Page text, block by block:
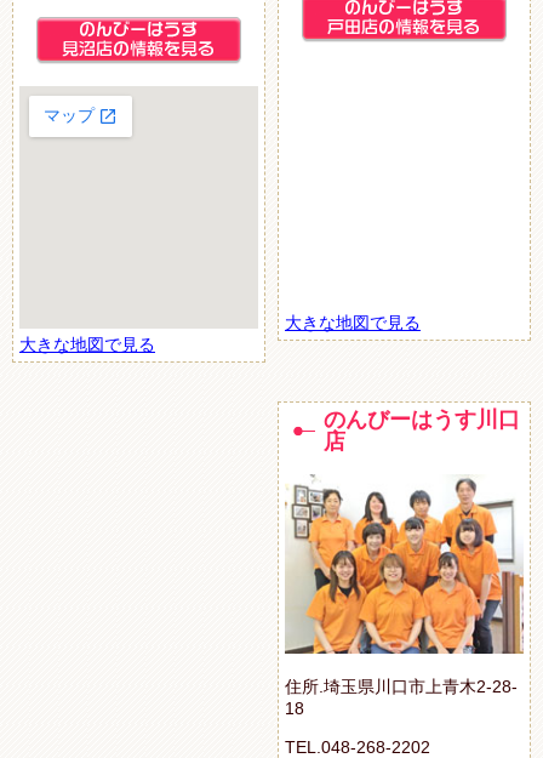
大きな地図で見る
大きな地図で見る
のんびーはうす川口
店
住所.埼玉県川口市上青木2-28-
18
TEL.048-268-2202